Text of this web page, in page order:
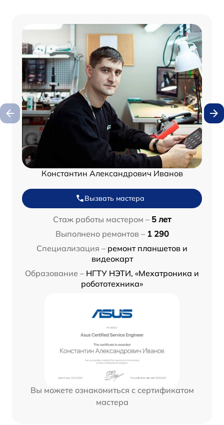
Константин Александрович Иванов
Вызвать мастера
Стаж работы мастером – 5 лет
Выполнено ремонтов – 1 290
Специализация – ремонт планшетов и
видеокарт
Образование – НГТУ НЭТИ, «Мехатроника и
робототехника»
Вы можете ознакомиться с сертификатом
мастера